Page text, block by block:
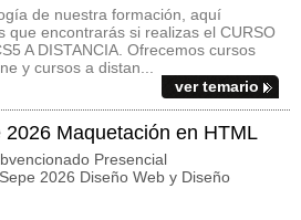
de nuestra formación, aquí
que encontrarás si realizas el CURSO
A DISTANCIA. Ofrecemos cursos
y cursos a distan...
ver temario
Maquetación en HTML
Presencial
2026 Diseño Web y Diseño